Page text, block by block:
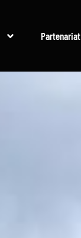
Partenariat